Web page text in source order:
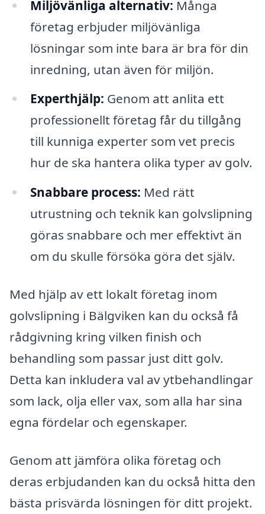
Miljövänliga alternativ: Många
företag erbjuder miljövänliga
lösningar som inte bara är bra för din
inredning, utan även för miljön.
Experthjälp: Genom att anlita ett
professionellt företag får du tillgång
till kunniga experter som vet precis
hur de ska hantera olika typer av golv.
Snabbare process: Med rätt
utrustning och teknik kan golvslipning
göras snabbare och mer effektivt än
om du skulle försöka göra det själv.
Med hjälp av ett lokalt företag inom
golvslipning i Bälgviken kan du också få
rådgivning kring vilken finish och
behandling som passar just ditt golv.
Detta kan inkludera val av ytbehandlingar
som lack, olja eller vax, som alla har sina
egna fördelar och egenskaper.
Genom att jämföra olika företag och
deras erbjudanden kan du också hitta den
bästa prisvärda lösningen för ditt projekt.